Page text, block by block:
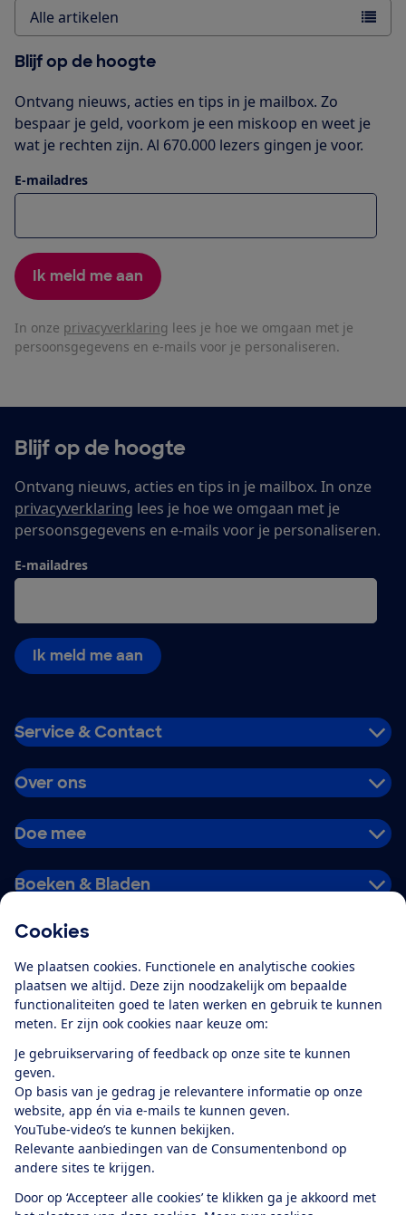
Cookies
We plaatsen cookies. Functionele en analytische cookies
plaatsen we altijd. Deze zijn noodzakelijk om bepaalde
functionaliteiten goed te laten werken en gebruik te kunnen
meten. Er zijn ook cookies naar keuze om:
Je gebruikservaring of feedback op onze site te kunnen
geven.
Op basis van je gedrag je relevantere informatie op onze
website, app én via e-mails te kunnen geven.
YouTube-video’s te kunnen bekijken.
Relevante aanbiedingen van de Consumentenbond op
andere sites te krijgen.
Door op ‘Accepteer alle cookies’ te klikken ga je akkoord met
Alle artikelen
Blijf op de hoogte
Ontvang nieuws, acties en tips in je mailbox. Zo
bespaar je geld, voorkom je een miskoop en weet je
wat je rechten zijn. Al 670.000 lezers gingen je voor.
E-mailadres
Ik meld me aan
In onze privacyverklaring lees je hoe we omgaan met je
persoonsgegevens en e-mails voor je personaliseren.
Blijf op de hoogte
Ontvang nieuws, acties en tips in je mailbox. In onze
privacyverklaring lees je hoe we omgaan met je
persoonsgegevens en e-mails voor je personaliseren.
E-mailadres
Ik meld me aan
Service & Contact
Over ons
Doe mee
Boeken & Bladen
Alles over de
app
Algemene Voorwaarden
Privacyverklaring
Cookiebeleid
Privacyvoorkeuren
Toegankelijkheid
RSS-feed nieuws
Facebook
TwitterInstagram
YoutubeLinkedIn